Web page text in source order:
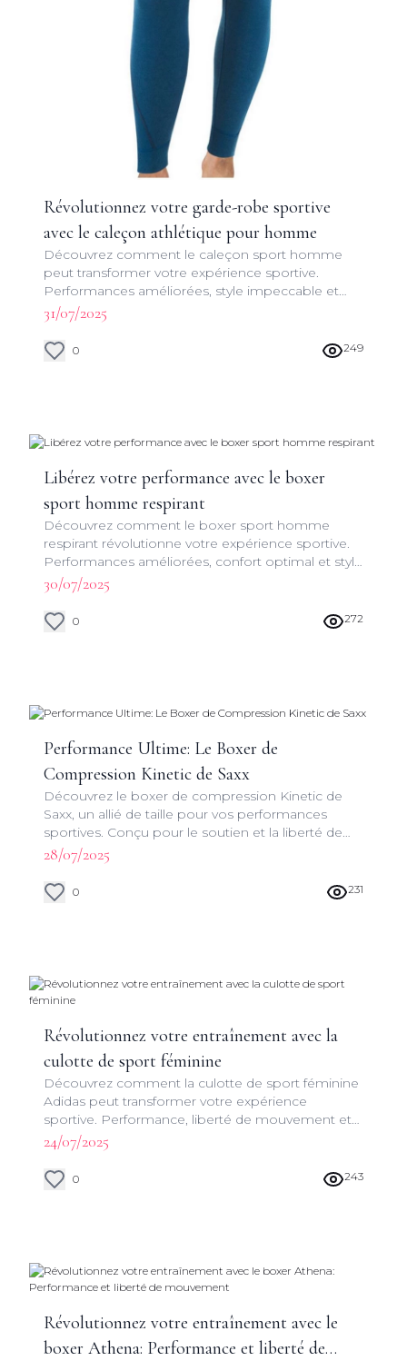
Révolutionnez votre garde-robe sportive
avec le caleçon athlétique pour homme
Découvrez comment le caleçon sport homme
peut transformer votre expérience sportive.
Performances améliorées, style impeccable et
liberté de mouvement garantis.
31/07/2025
0 249
Libérez votre performance avec le boxer
sport homme respirant
Découvrez comment le boxer sport homme
respirant révolutionne votre expérience sportive.
Performances améliorées, confort optimal et style
inégalé pour vos entraînements.
30/07/2025
0 272
Performance Ultime: Le Boxer de
Compression Kinetic de Saxx
Découvrez le boxer de compression Kinetic de
Saxx, un allié de taille pour vos performances
sportives. Conçu pour le soutien et la liberté de
mouvement, ce boxer allie technologie et design
pour une expérience sportive optimale.
28/07/2025
0 231
Révolutionnez votre entraînement avec la
culotte de sport féminine
Découvrez comment la culotte de sport féminine
Adidas peut transformer votre expérience
sportive. Performance, liberté de mouvement et
style au rendez-vous !
24/07/2025
0 243
Révolutionnez votre entraînement avec le
boxer Athena: Performance et liberté de